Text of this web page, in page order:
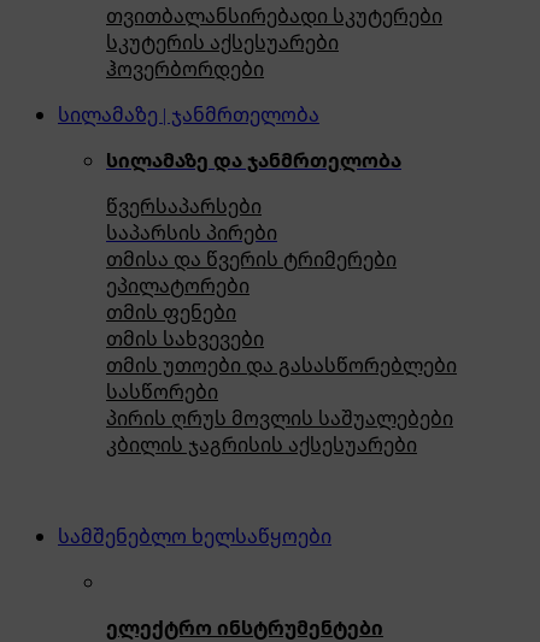
თვითბალანსირებადი სკუტერები
სკუტერის აქსესუარები
ჰოვერბორდები
სილამაზე | ჯანმრთელობა
სილამაზე და ჯანმრთელობა
წვერსაპარსები
საპარსის პირები
თმისა და წვერის ტრიმერები
ეპილატორები
თმის ფენები
თმის სახვევები
თმის უთოები და გასასწორებლები
სასწორები
პირის ღრუს მოვლის საშუალებები
კბილის ჯაგრისის აქსესუარები
სამშენებლო ხელსაწყოები
ელექტრო ინსტრუმენტები